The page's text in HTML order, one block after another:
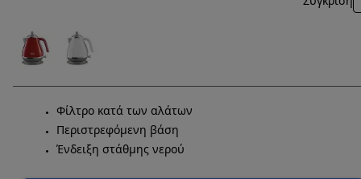
Σύγκριση
Φίλτρο κατά των αλάτων
Περιστρεφόμενη βάση
Ένδειξη στάθμης νερού